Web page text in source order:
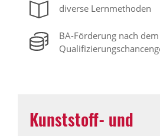
diverse Lernmethoden
BA-Förderung nach dem
Kunststoff- und